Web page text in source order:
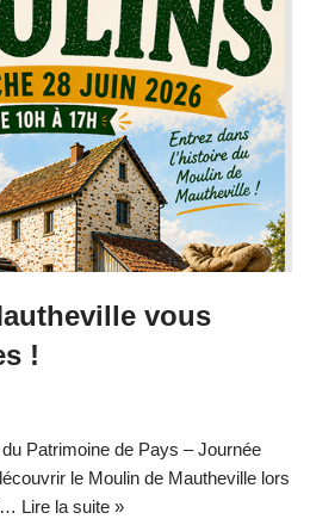
vous
!
Patrimoine de Pays – Journée
le Moulin de Mautheville lors
Lire la suite »